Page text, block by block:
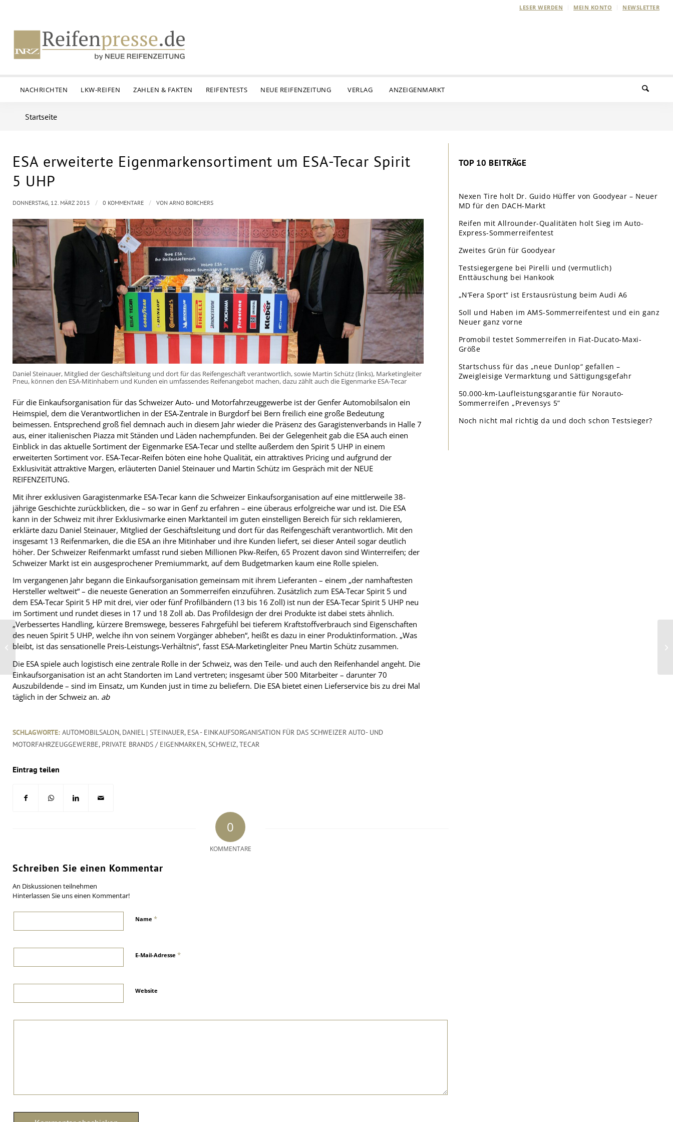
LESER WERDEN MEIN KONTO NEWSLETTER
NACHRICHTEN LKW-REIFEN ZAHLEN & FAKTEN REIFENTESTS NEUE REIFENZEITUNG VERLAG ANZEIGENMARKT
Startseite
ESA erweiterte Eigenmarkensortiment um ESA-Tecar Spirit
5 UHP
Daniel Steinauer, Mitglied der Geschäftsleitung und dort für das Reifengeschäft verantwortlich, sowie Martin Schütz (links), Marketingleiter
Pneu, können den ESA-Mitinhabern und Kunden ein umfassendes Reifenangebot machen, dazu zählt auch die Eigenmarke ESA-Tecar
Für die Einkaufsorganisation für das Schweizer Auto- und Motorfahrzeuggewerbe ist der Genfer Automobilsalon ein
Heimspiel, dem die Verantwortlichen in der ESA-Zentrale in Burgdorf bei Bern freilich eine große Bedeutung
beimessen. Entsprechend groß fiel demnach auch in diesem Jahr wieder die Präsenz des Garagistenverbands in Halle 7
aus, einer italienischen Piazza mit Ständen und Läden nachempfunden. Bei der Gelegenheit gab die ESA auch einen
Einblick in das aktuelle Sortiment der Eigenmarke ESA-Tecar und stellte außerdem den Spirit 5 UHP in einem
erweiterten Sortiment vor. ESA-Tecar-Reifen böten eine hohe Qualität, ein attraktives Pricing und aufgrund der
Exklusivität attraktive Margen, erläuterten Daniel Steinauer und Martin Schütz im Gespräch mit der NEUE
REIFENZEITUNG.
Mit ihrer exklusiven Garagistenmarke ESA-Tecar kann die Schweizer Einkaufsorganisation auf eine mittlerweile 38-
jährige Geschichte zurückblicken, die – so war in Genf zu erfahren – eine überaus erfolgreiche war und ist. Die ESA
kann in der Schweiz mit ihrer Exklusivmarke einen Marktanteil im guten einstelligen Bereich für sich reklamieren,
erklärte dazu Daniel Steinauer, Mitglied der Geschäftsleitung und dort für das Reifengeschäft verantwortlich. Mit den
insgesamt 13 Reifenmarken, die die ESA an ihre Mitinhaber und ihre Kunden liefert, sei dieser Anteil sogar deutlich
höher. Der Schweizer Reifenmarkt umfasst rund sieben Millionen Pkw-Reifen, 65 Prozent davon sind Winterreifen; der
Schweizer Markt ist ein ausgesprochener Premiummarkt, auf dem Budgetmarken kaum eine Rolle spielen.
Im vergangenen Jahr begann die Einkaufsorganisation gemeinsam mit ihrem Lieferanten – einem „der namhaftesten
Hersteller weltweit“ – die neueste Generation an Sommerreifen einzuführen. Zusätzlich zum ESA-Tecar Spirit 5 und
dem ESA-Tecar Spirit 5 HP mit drei, vier oder fünf Profilbändern (13 bis 16 Zoll) ist nun der ESA-Tecar Spirit 5 UHP neu
im Sortiment und rundet dieses in 17 und 18 Zoll ab. Das Profildesign der drei Produkte ist dabei stets ähnlich.
„Verbessertes Handling, kürzere Bremswege, besseres Fahrgefühl bei tieferem Kraftstoffverbrauch sind Eigenschaften
des neuen Spirit 5 UHP, welche ihn von seinem Vorgänger abheben“, heißt es dazu in einer Produktinformation. „Was
bleibt, ist das sensationelle Preis-Leistungs-Verhältnis“, fasst ESA-Marketingleiter Pneu Martin Schütz zusammen.
Die ESA spiele auch logistisch eine zentrale Rolle in der Schweiz, was den Teile- und auch den Reifenhandel angeht. Die
Einkaufsorganisation ist an acht Standorten im Land vertreten; insgesamt über 500 Mitarbeiter – darunter 70
Auszubildende – sind im Einsatz, um Kunden just in time zu beliefern. Die ESA bietet einen Lieferservice bis zu drei Mal
täglich in der Schweiz an. ab
DONNERSTAG, 12. MÄRZ 2015 / 0 KOMMENTARE / VON ARNO BORCHERS
SCHLAGWORTE: AUTOMOBILSALON, DANIEL | STEINAUER, ESA - EINKAUFSORGANISATION FÜR DAS SCHWEIZER AUTO- UND
MOTORFAHRZEUGGEWERBE, PRIVATE BRANDS / EIGENMARKEN,SCHWEIZ,TECAR
Eintrag teilen
0
KOMMENTARE
Schreiben Sie einen Kommentar
An Diskussionen teilnehmen
Hinterlassen Sie uns einen Kommentar!
Name *
E-Mail-Adresse *
Website
TOP 10 BEITRÄGE
Nexen Tire holt Dr. Guido Hüffer von Goodyear – Neuer
MD für den DACH-Markt
Reifen mit Allrounder-Qualitäten holt Sieg im Auto-
Express-Sommerreifentest
Zweites Grün für Goodyear
Testsiegergene bei Pirelli und (vermutlich)
Enttäuschung bei Hankook
„N’Fera Sport“ ist Erstausrüstung beim Audi A6
Soll und Haben im AMS-Sommerreifentest und ein ganz
Neuer ganz vorne
Promobil testet Sommerreifen in Fiat-Ducato-Maxi-
Größe
Startschuss für das „neue Dunlop“ gefallen –
Zweigleisige Vermarktung und Sättigungsgefahr
50.000-km-Laufleistungsgarantie für Norauto-
Sommerreifen „Prevensys 5”
Noch nicht mal richtig da und doch schon Testsieger?
Michelin verbindet den
Ford Focus Electric mit
der Straße und der